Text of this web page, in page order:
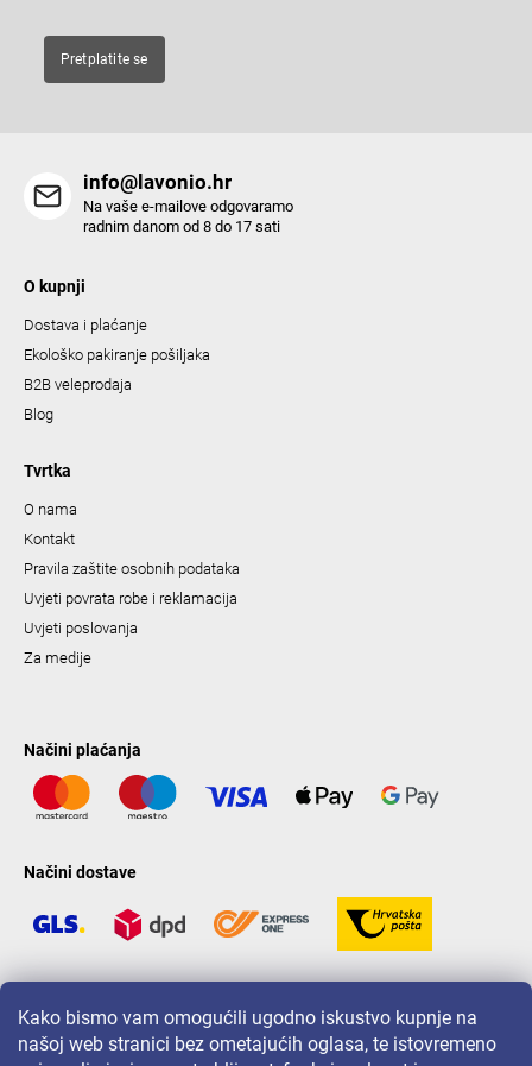
Kako bismo vam omogućili ugodno iskustvo kupnje na
našoj web stranici bez ometajućih oglasa, te istovremeno
Pretplatite se
info@lavonio.hr
Na vaše e-mailove odgovaramo
radnim danom od 8 do 17 sati
O kupnji
Dostava i plaćanje
Ekološko pakiranje pošiljaka
B2B veleprodaja
Blog
Tvrtka
O nama
Kontakt
Pravila zaštite osobnih podataka
Uvjeti povrata robe i reklamacija
Uvjeti poslovanja
Za medije
Načini plaćanja
Načini dostave